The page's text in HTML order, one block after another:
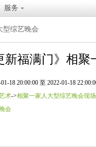
服务
型综艺晚会
新福满门》相
18 20:00:00 至 2022-01-18
术->相聚一家人大型综艺晚会现场
会